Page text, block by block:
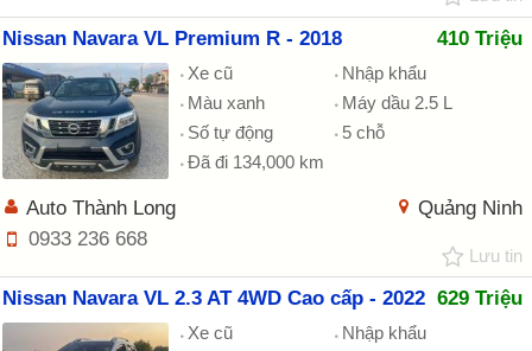
Nissan Navara VL Premium R - 2018 410 Triệu
Xe cũ
Nhập khẩu
Màu xanh
Máy dầu 2.5 L
Số tự động
5 chỗ
Đã đi 134,000 km
Quảng Ninh
Auto Thành Long
0933 236 668
Lưu tin
Nissan Navara VL 2.3 AT 4WD Cao cấp - 2022 629 Triệu
Xe cũ
Nhập khẩu